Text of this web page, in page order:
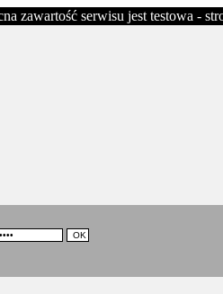
zawartość serwisu jest testowa -